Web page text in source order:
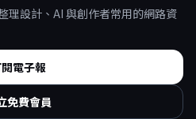
理設計、AI 與創作者常用的網路資
電子報
免費會員